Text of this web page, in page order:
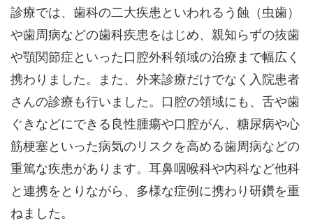
診療では、歯科の二大疾患といわれるう蝕（虫歯）
や歯周病などの歯科疾患をはじめ、親知らずの抜歯
や顎関節症といった口腔外科領域の治療まで幅広く
携わりました。また、外来診療だけでなく入院患者
さんの診療も行いました。口腔の領域にも、舌や歯
ぐきなどにできる良性腫瘍や口腔がん、糖尿病や心
筋梗塞といった病気のリスクを高める歯周病などの
重篤な疾患があります。耳鼻咽喉科や内科など他科
と連携をとりながら、多様な症例に携わり研鑽を重
ねました。